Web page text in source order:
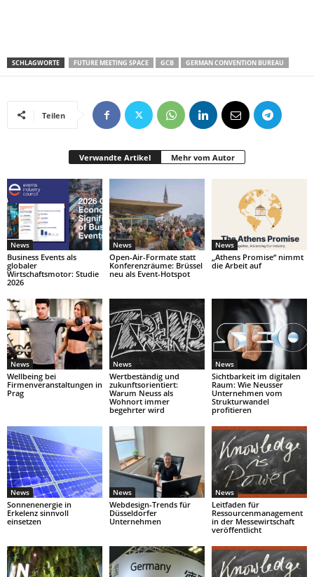
SCHLAGWORTE FUTURE MEETING SPACE GCB GERMAN CONVENTION BUREAU
Teilen
Verwandte Artikel Mehr vom Autor
News
Business Events als
globaler
Wirtschaftsmotor: Studie
2026
News
Open-Air-Formate statt
Konferenzräume: Brüssel
neu als Event-Hotspot
News
„Athens Promise“ nimmt
die Arbeit auf
News
Wellbeing bei
Firmenveranstaltungen in
Prag
News
Wertbeständig und
zukunftsorientiert:
Warum Neuss als
Wohnort immer
begehrter wird
News
Sichtbarkeit im digitalen
Raum: Wie Neusser
Unternehmen vom
Strukturwandel
profitieren
News
Sonnenenergie in
Erkelenz sinnvoll
einsetzen
News
Webdesign-Trends für
Düsseldorfer
Unternehmen
News
Leitfaden für
Ressourcenmanagement
in der Messewirtschaft
veröffentlicht